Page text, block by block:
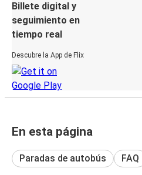
Billete digital y
seguimiento en
tiempo real
Descubre la App de Flix
En esta página
Paradas de autobús FAQ